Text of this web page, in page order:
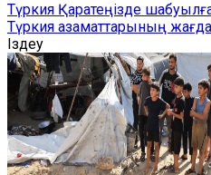
Түркия Қаратеңізде
Түркия азаматтарының
Іздеу